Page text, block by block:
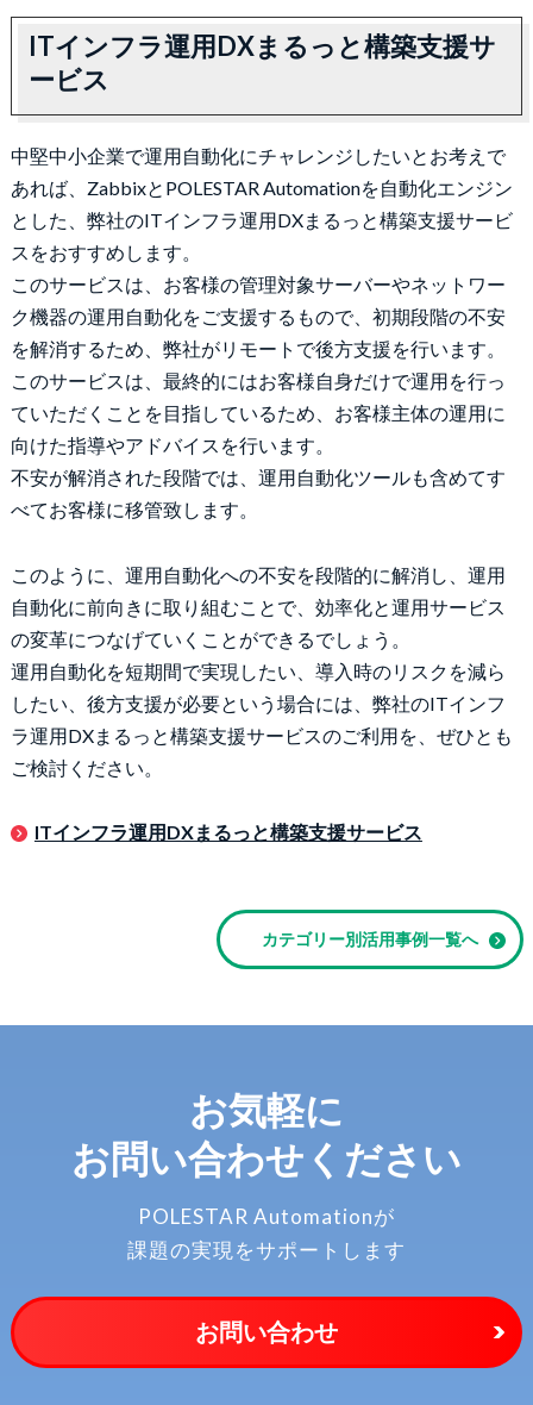
ITインフラ運用DXまるっと構築支援サ
ービス
中堅中小企業で運用自動化にチャレンジしたいとお考えで
あれば、ZabbixとPOLESTAR Automationを自動化エンジン
とした、弊社のITインフラ運用DXまるっと構築支援サービ
スをおすすめします。
このサービスは、お客様の管理対象サーバーやネットワー
ク機器の運用自動化をご支援するもので、初期段階の不安
を解消するため、弊社がリモートで後方支援を行います。
このサービスは、最終的にはお客様自身だけで運用を行っ
ていただくことを目指しているため、お客様主体の運用に
向けた指導やアドバイスを行います。
不安が解消された段階では、運用自動化ツールも含めてす
べてお客様に移管致します。
このように、運用自動化への不安を段階的に解消し、運用
自動化に前向きに取り組むことで、効率化と運用サービス
の変革につなげていくことができるでしょう。
運用自動化を短期間で実現したい、導入時のリスクを減ら
したい、後方支援が必要という場合には、弊社のITインフ
ラ運用DXまるっと構築支援サービスのご利用を、ぜひとも
ご検討ください。
ITインフラ運用DXまるっと構築支援サービス
カテゴリー別活用事例一覧へ
お気軽に
お問い合わせください
POLESTAR Automationが
課題の実現をサポートします
お問い合わせ